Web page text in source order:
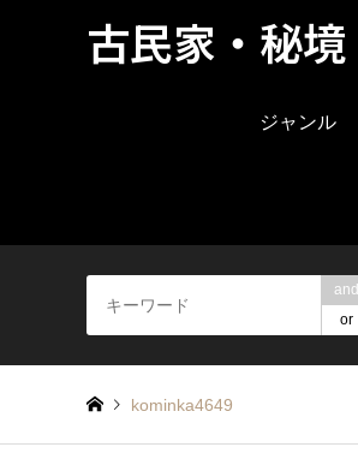
古民家・秘
ジャンル
and
or
kominka4649